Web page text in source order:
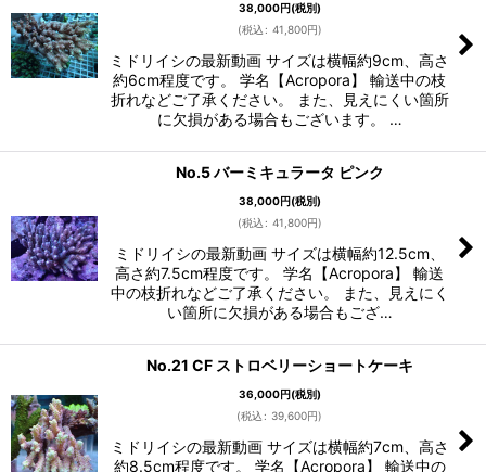
38,000円(税別)
(税込 : 41,800円)
ミドリイシの最新動画 サイズは横幅約9cm、高さ
約6cm程度です。 学名【Acropora】 輸送中の枝
折れなどご了承ください。 また、見えにくい箇所
に欠損がある場合もございます。 …
No.5 バーミキュラータ ピンク
38,000円(税別)
(税込 : 41,800円)
ミドリイシの最新動画 サイズは横幅約12.5cm、
高さ約7.5cm程度です。 学名【Acropora】 輸送
中の枝折れなどご了承ください。 また、見えにく
い箇所に欠損がある場合もござ…
No.21 CF ストロベリーショートケーキ
36,000円(税別)
(税込 : 39,600円)
ミドリイシの最新動画 サイズは横幅約7cm、高さ
約8.5cm程度です。 学名【Acropora】 輸送中の